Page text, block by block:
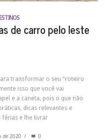
de carro pelo leste
transformar o seu “roteiro
isso que você vai
e a caneta, pois o que não
dicas relevantes e
férias e lhe livrar
de 2020 / 0